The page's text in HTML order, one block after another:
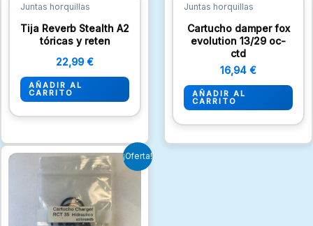
Juntas horquillas
Tija Reverb Stealth A2
tóricas y reten
22,99 €
AÑADIR AL
CARRITO
Juntas horquillas
Cartucho damper fox
evolution 13/29 oc-
ctd
16,94 €
AÑADIR AL
CARRITO
¡Oferta!
El
precio
original
era:
15,73 €.
El
precio
actual
es:
13,31 €.